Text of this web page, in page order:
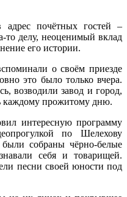
адрес почётных гостей –
то делу, неоценимый вклад
его истории.
о своём приезде
это было только вчера.
возводили завод и город,
каждому прожитому дню.
интересную программу
по Шелехову
собраны чёрно-белые
себя и товарищей.
песни своей юности под